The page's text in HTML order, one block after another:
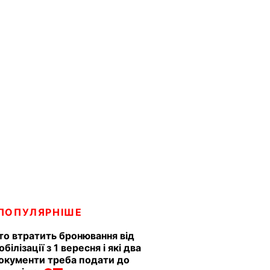
втратить бронювання від
з 1 вересня і які два
треба подати до